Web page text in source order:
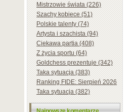
Mistrzowie świata (226)
Szachy kobiece (51)
Polskie talenty (74)
Artysta i szachista (94)
Ciekawa partia (408)
Z życia sportu (64)
Goldchess prezentuje (342)
Taka sytuacja (383)
Ranking FIDE: Sierpień 2026
Taka sytuacja (382)